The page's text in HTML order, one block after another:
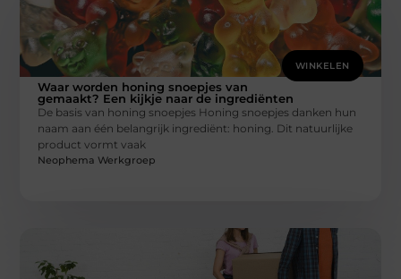
WINKELEN
Waar worden honing snoepjes van
gemaakt? Een kijkje naar de ingrediënten
De basis van honing snoepjes Honing snoepjes danken hun
naam aan één belangrijk ingrediënt: honing. Dit natuurlijke
product vormt vaak
Neophema Werkgroep